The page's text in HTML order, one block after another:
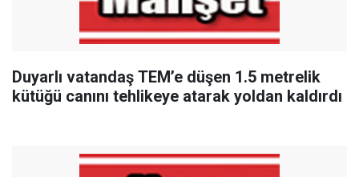
Duyarlı vatandaş TEM’e düşen 1.5 metrelik
kütüğü canını tehlikeye atarak yoldan kaldırdı